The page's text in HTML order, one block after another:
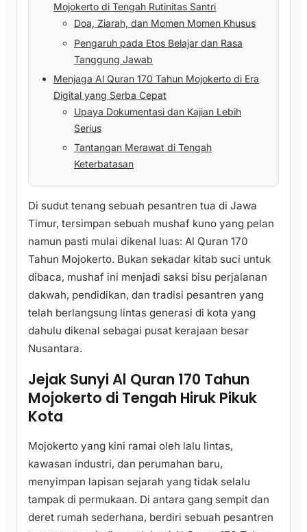
Mojokerto di Tengah Rutinitas Santri
Doa, Ziarah, dan Momen Momen Khusus
Pengaruh pada Etos Belajar dan Rasa
Tanggung Jawab
Menjaga Al Quran 170 Tahun Mojokerto di Era
Digital yang Serba Cepat
Upaya Dokumentasi dan Kajian Lebih
Serius
Tantangan Merawat di Tengah
Keterbatasan
Di sudut tenang sebuah pesantren tua di Jawa
Timur, tersimpan sebuah mushaf kuno yang pelan
namun pasti mulai dikenal luas: Al Quran 170
Tahun Mojokerto. Bukan sekadar kitab suci untuk
dibaca, mushaf ini menjadi saksi bisu perjalanan
dakwah, pendidikan, dan tradisi pesantren yang
telah berlangsung lintas generasi di kota yang
dahulu dikenal sebagai pusat kerajaan besar
Nusantara.
Jejak Sunyi Al Quran 170 Tahun
Mojokerto di Tengah Hiruk Pikuk
Kota
Mojokerto yang kini ramai oleh lalu lintas,
kawasan industri, dan perumahan baru,
menyimpan lapisan sejarah yang tidak selalu
tampak di permukaan. Di antara gang sempit dan
deret rumah sederhana, berdiri sebuah pesantren